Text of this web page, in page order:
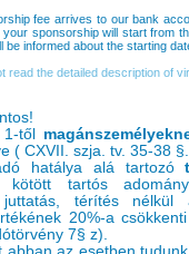
fee arrives to our bank
your sponsorship will start from
be informed about the starting
read the detailed description of
1-től
( CXVII. szja. tv. 35-38
hatálya alá tartozó
kötött tartós
juttatás, térítés nélkül
20%-a
7§ z).